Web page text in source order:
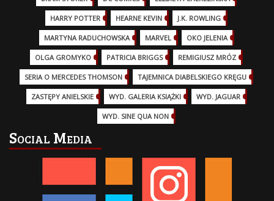
HARRY POTTER (13)HEARNE KEVIN J.K. ROWLING
MARTYNA RADUCHOWSKA MARVEL (32)OKO JELENIA
OLGA GROMYKO PATRICIA BRIGGS (12)REMIGIUSZ MRÓZ
SERIA O MERCEDES THOMSON (11)TAJEMNICA DIABELSKIEGO KRĘGU
ZASTĘPY ANIELSKIE WYD. GALERIA KSIĄŻKI WYD. JAGUAR
WYD. SINE QUA NON
Social Media